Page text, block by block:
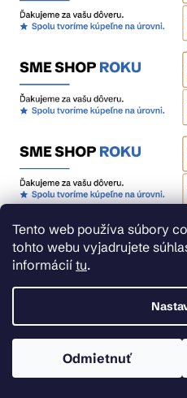
Tento web používa súbory
tohto webu vyjadrujete
informácií tu.
Odmietnuť
Nemáte u nás účet?
Zaregistrujte sa a získajte tieto
Rýchlejší nákup vďaka
Prehľad o stave objednávky
Kompletná história objednávok
Špeciálne akcie, novinky a